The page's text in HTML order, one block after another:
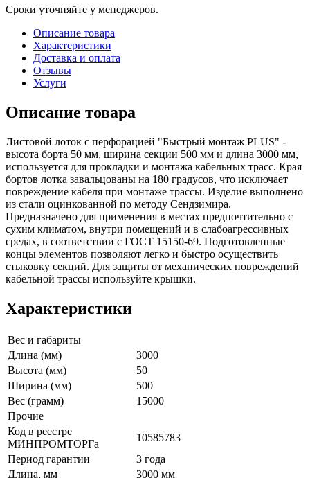
Сроки уточняйте у менеджеров.
Описание товара
Характеристики
Доставка и оплата
Отзывы
Услуги
Описание товара
Листовой лоток с перфорацией "Быстрый монтаж PLUS" -
высота борта 50 мм, ширина секции 500 мм и длина 3000 мм,
используется для прокладки и монтажа кабельных трасс. Края
бортов лотка завальцованы на 180 градусов, что исключает
повреждение кабеля при монтаже трассы. Изделие выполнено
из стали оцинкованной по методу Сендзимира.
Предназначено для применения в местах предпочтительно с
сухим климатом, внутри помещений и в слабоагрессивных
средах, в соответствии с ГОСТ 15150-69. Подготовленные
концы элементов позволяют легко и быстро осуществить
стыковку секций. Для защиты от механических повреждений
кабельной трассы используйте крышки.
Характеристики
Вес и габариты
Длина (мм)
3000
Высота (мм)
50
Ширина (мм)
500
Вес (грамм)
15000
Прочие
Код в реестре
МИНПРОМТОРГа
10585783
Период гарантии
3 года
Длина, мм
3000 мм